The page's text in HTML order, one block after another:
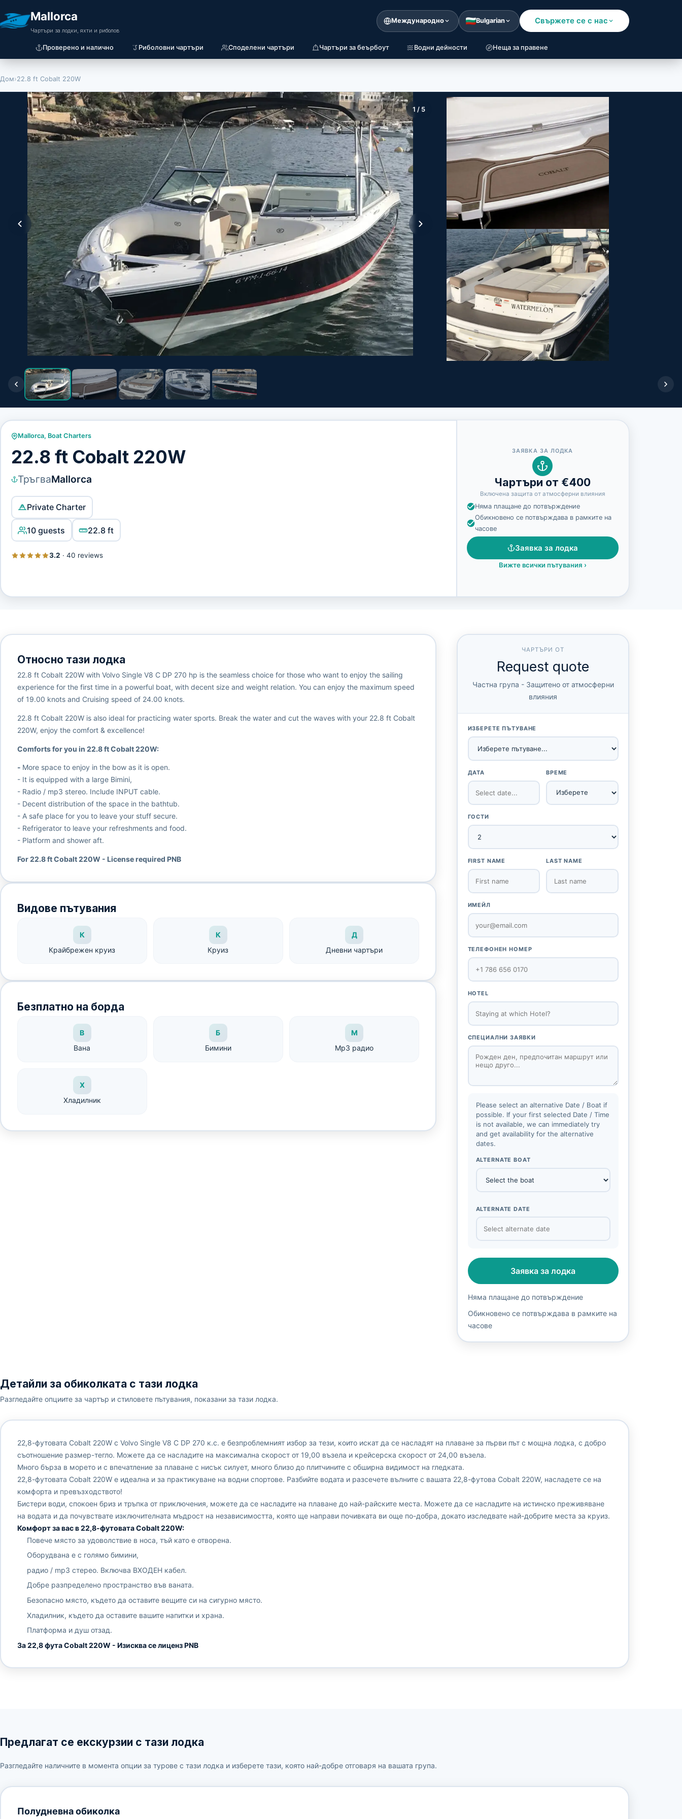
Mallorca
Чартъри за лодки, яхти и риболов
Международно Bulgarian Свържете се с нас
Проверено и налично Риболовни чартъри Споделени чартъри Чартъри за беърбоут Водни дейности Неща за правене
Дом›22.8 ft Cobalt 220W
1 / 5
Mallorca, Boat Charters
22.8 ft Cobalt 220W
ТръгваMallorca
Private Charter
10 guests 22.8 ft
3.2 · 40 reviews
ЗАЯВКА ЗА ЛОДКА
Чартъри от €400
Включена защита от атмосферни влияния
Няма плащане до потвърждение
Обикновено се потвърждава в рамките на
часове
Заявка за лодка
Вижте всички пътувания ›
Относно тази лодка
22.8 ft Cobalt 220W with Volvo Single V8 C DP 270 hp is the seamless choice for those who want to enjoy the sailing
experience for the first time in a powerful boat, with decent size and weight relation. You can enjoy the maximum speed
of 19.00 knots and Cruising speed of 24.00 knots.
22.8 ft Cobalt 220W is also ideal for practicing water sports. Break the water and cut the waves with your 22.8 ft Cobalt
220W, enjoy the comfort & excellence!
Comforts for you in 22.8 ft Cobalt 220W:
- More space to enjoy in the bow as it is open.
- It is equipped with a large Bimini,
- Radio / mp3 stereo. Include INPUT cable.
- Decent distribution of the space in the bathtub.
- A safe place for you to leave your stuff secure.
- Refrigerator to leave your refreshments and food.
- Platform and shower aft.
For 22.8 ft Cobalt 220W - License required PNB
Видове пътувания
К
Крайбрежен круиз
К
Круиз
Д
Дневни чартъри
Безплатно на борда
В
Вана
Б
Бимини
M
Mp3 радио
Х
Хладилник
ЧАРТЪРИ ОТ
Request quote
Частна група - Защитено от атмосферни
влияния
ИЗБЕРЕТЕ ПЪТУВАНЕ
ДАТА ВРЕМЕ
ГОСТИ
FIRST NAME LAST NAME
ИМЕЙЛ
ТЕЛЕФОНЕН НОМЕР
HOTEL
СПЕЦИАЛНИ ЗАЯВКИ
Please select an alternative Date / Boat if
possible. If your first selected Date / Time
is not available, we can immediately try
and get availability for the alternative
dates.
ALTERNATE BOAT
ALTERNATE DATE
Заявка за лодка
Няма плащане до потвърждение
Обикновено се потвърждава в рамките на
часове
Детайли за обиколката с тази лодка
Разгледайте опциите за чартър и стиловете пътувания, показани за тази лодка.
22,8-футовата Cobalt 220W с Volvo Single V8 C DP 270 к.с. е безпроблемният избор за тези, които искат да се насладят на плаване за първи път с мощна лодка, с добро
съотношение размер-тегло. Можете да се насладите на максимална скорост от 19,00 възела и крейсерска скорост от 24,00 възела.
Много бърза в морето и с впечатление за плаване с нисък силует, много близо до плитчините с обширна видимост на гледката.
22,8-футовата Cobalt 220W е идеална и за практикуване на водни спортове. Разбийте водата и разсечете вълните с вашата 22,8-футова Cobalt 220W, насладете се на
комфорта и превъзходството!
Бистери води, спокоен бриз и тръпка от приключения, можете да се насладите на плаване до най-райските места. Можете да се насладите на истинско преживяване
на водата и да почувствате изключителната мъдрост на независимостта, която ще направи почивката ви още по-добра, докато изследвате най-добрите места за круиз.
Комфорт за вас в 22,8-футовата Cobalt 220W:
Повече място за удоволствие в носа, тъй като е отворена.
Оборудвана е с голямо бимини,
радио / mp3 стерео. Включва ВХОДЕН кабел.
Добре разпределено пространство във ваната.
Безопасно място, където да оставите вещите си на сигурно място.
Хладилник, където да оставите вашите напитки и храна.
Платформа и душ отзад.
За 22,8 фута Cobalt 220W - Изисква се лиценз PNB
Предлагат се екскурзии с тази лодка
Разгледайте наличните в момента опции за турове с тази лодка и изберете тази, която най-добре отговаря на вашата група.
Полудневна обиколка